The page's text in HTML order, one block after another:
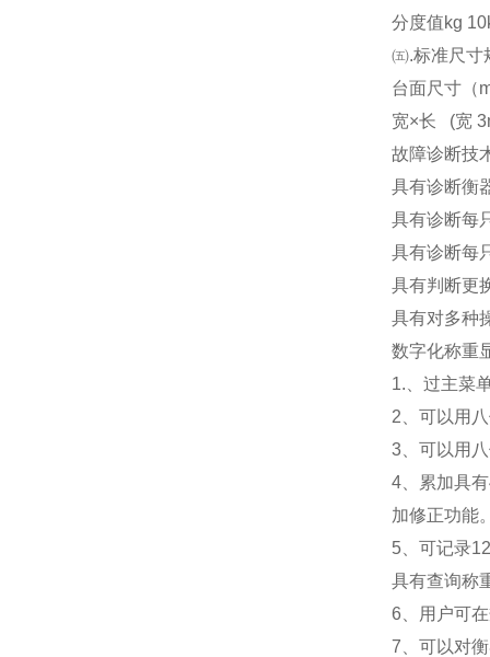
分度值kg
㈤.标准尺寸
台面尺寸（
宽×长 (宽
故障诊断技
具有诊断衡
具有诊断每
具有诊断每
具有判断更
具有对多种
数字化称重
1. 、过主菜
2 、可以用
3 、可以用
4 、累加具
加修正功能
5 、可记录
具有查询称
6 、用户可
7 、可以对